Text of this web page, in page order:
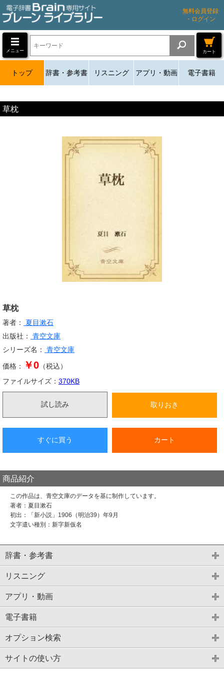
無料会員登録
・ログイン
メニュー カート
トップ 辞書・参考書 リスニング アプリ・動画 電子書籍
草枕
草枕
著者：
夏目漱石
出版社：
青空文庫
シリーズ名：
青空文庫
価格： ￥0 （税込）
ファイルサイズ： 370KB
試し読み 取りおき
すぐに買う カート
商品紹介
この作品は、青空文庫のデータを基に制作しています。
著者：夏目漱石
初出：「新小説」1906（明治39）年9月
文字遣い種別：新字新仮名
辞書・参考書
リスニング
アプリ・動画
電子書籍
オプション検索
サイトの使い方